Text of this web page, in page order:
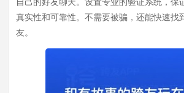
真实性和可靠性。不需要被骗，还能快速找
友。